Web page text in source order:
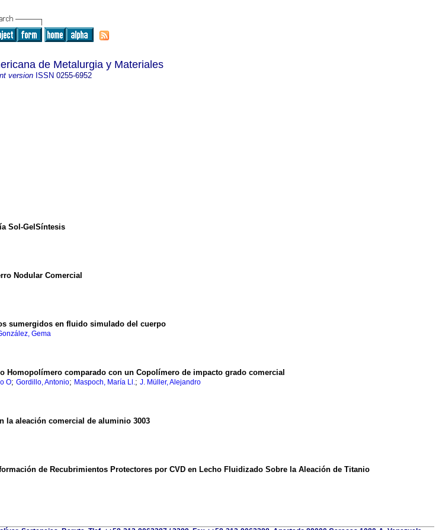
de Metalurgia y Materiales
version ISSN 0255-6952
Sol-GelSíntesis
Nodular Comercial
sumergidos en fluido simulado del cuerpo
Gema
Homopolímero comparado con un Copolímero de impacto grado comercial
O; Gordillo, Antonio; Maspoch, María Ll.; J. Müller, Alejandro
la aleación comercial de aluminio 3003
de Recubrimientos Protectores por CVD en Lecho Fluidizado Sobre la Aleación de Titanio